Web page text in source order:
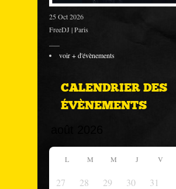
25 Oct 2026
FreeDJ | Paris
voir + d'évènements
CALENDRIER DES
ÉVÈNEMENTS
L M M J V
27 28 29 30 31